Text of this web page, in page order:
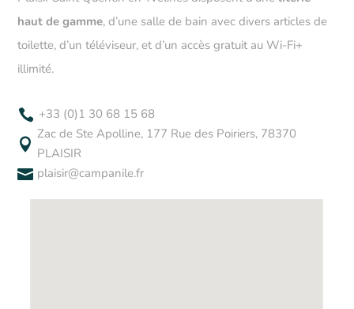
haut de gamme, d’une salle de bain avec divers articles de
toilette, d’un téléviseur, et d’un accès gratuit au Wi-Fi+
illimité.
 +33 (0)1 30 68 15 68

Zac de Ste Apolline, 177 Rue des Poiriers, 78370
PLAISIR
 plaisir@campanile.fr